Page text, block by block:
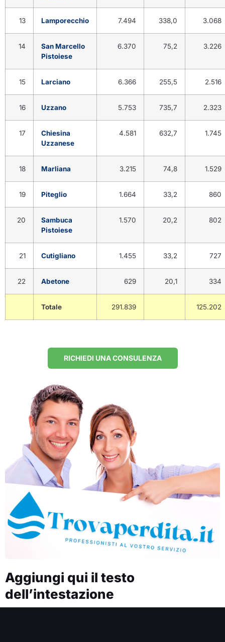
13 Lamporecchio 7.494 338,0 3.068
14
San Marcello
Pistoiese
6.370 75,2 3.226
15 Larciano 6.366 255,5 2.516
16 Uzzano 5.753 735,7 2.323
17
Chiesina
Uzzanese
4.581 632,7 1.745
18 Marliana 3.215 74,8 1.529
19 Piteglio 1.664 33,2 860
20
Sambuca
Pistoiese
1.570 20,2 802
21 Cutigliano 1.455 33,2 727
22 Abetone 629 20,1 334
Totale 291.839 125.202
RICHIEDI UNA CONSULENZA
Aggiungi qui il testo
dell’intestazione